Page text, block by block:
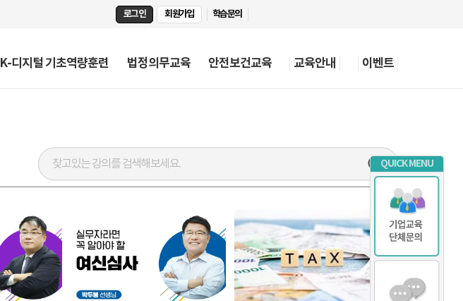
K-디지털 기초역량훈련 법정의무교육 안전보건교육 교육안내 이벤트
로그인 회원가입 학습문의
QUICK MENU